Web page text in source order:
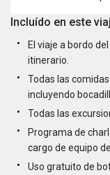
Incluído en este
El viaje a bordo
itinerario.
Todas las
incluyendo
Todas las
Programa de
cargo de equipo
Uso gratuito de